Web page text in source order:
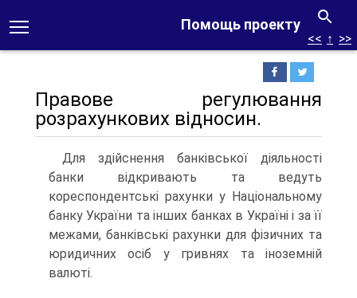
Помощь проекту
<< ↑ >>
Правове регулювання
розрахункових відносин.
Для здійснення банківської діяльності
банки відкривають та ведуть
кореспондентські рахунки у Національному
банку України та інших банках в Україні і за її
межами, банківські рахунки для фізичних та
юридичних осіб у гривнях та іноземній
валюті.